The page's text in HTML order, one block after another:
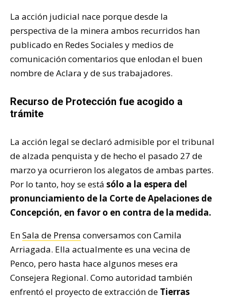
La acción judicial nace porque desde la
perspectiva de la minera ambos recurridos han
publicado en Redes Sociales y medios de
comunicación comentarios que enlodan el buen
nombre de Aclara y de sus trabajadores.
Recurso de Protección fue acogido a
trámite
La acción legal se declaró admisible por el tribunal
de alzada penquista y de hecho el pasado 27 de
marzo ya ocurrieron los alegatos de ambas partes.
Por lo tanto, hoy se está sólo a la espera del
pronunciamiento de la Corte de Apelaciones de
Concepción, en favor o en contra de la medida.
EnSala de Prensa conversamos con Camila
Arriagada. Ella actualmente es una vecina de
Penco, pero hasta hace algunos meses era
Consejera Regional. Como autoridad también
enfrentó el proyecto de extracción de Tierras